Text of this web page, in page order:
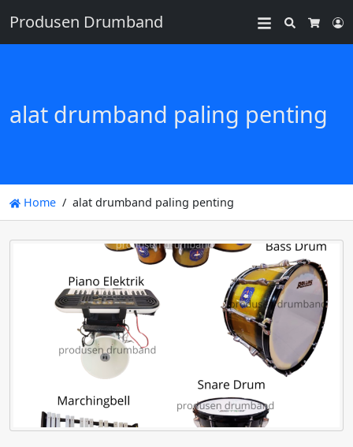
Produsen Drumband
Search
alat drumband paling penting
Home alat drumband paling penting